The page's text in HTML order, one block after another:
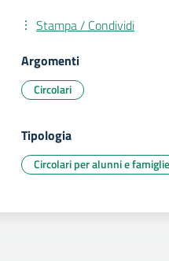
Stampa / Condividi
Argomenti
Circolari
Tipologia
Circolari per alunni e famiglie